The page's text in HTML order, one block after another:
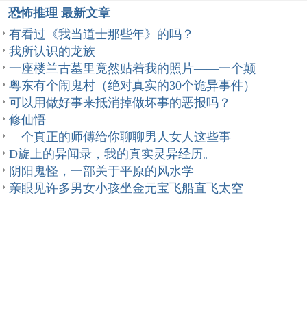
恐怖推理 最新文章
有看过《我当道士那些年》的吗？
我所认识的龙族
一座楼兰古墓里竟然贴着我的照片——一个颠
粤东有个闹鬼村（绝对真实的30个诡异事件）
可以用做好事来抵消掉做坏事的恶报吗？
修仙悟
—个真正的师傅给你聊聊男人女人这些事
D旋上的异闻录，我的真实灵异经历。
阴阳鬼怪，一部关于平原的风水学
亲眼见许多男女小孩坐金元宝飞船直飞太空